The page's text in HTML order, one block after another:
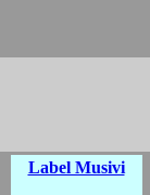
Label Musivi